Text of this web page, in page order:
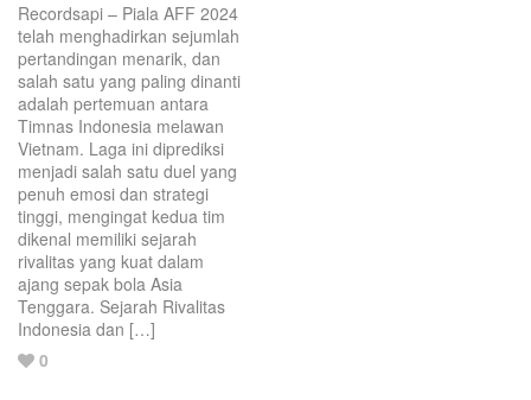
Recordsapi – Piala AFF 2024
telah menghadirkan sejumlah
pertandingan menarik, dan
salah satu yang paling dinanti
adalah pertemuan antara
Timnas Indonesia melawan
Vietnam. Laga ini diprediksi
menjadi salah satu duel yang
penuh emosi dan strategi
tinggi, mengingat kedua tim
dikenal memiliki sejarah
rivalitas yang kuat dalam
ajang sepak bola Asia
Tenggara. Sejarah Rivalitas
Indonesia dan […]
Love
0